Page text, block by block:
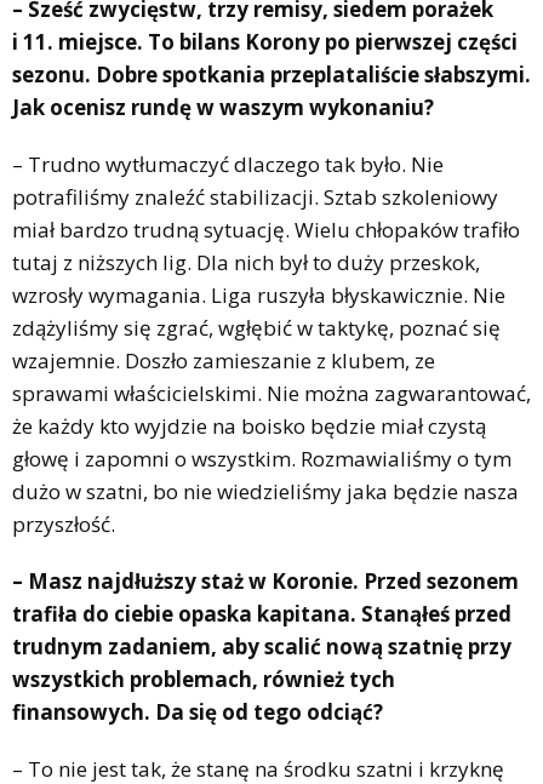
– Sześć zwycięstw, trzy remisy, siedem porażek
i 11. miejsce. To bilans Korony po pierwszej części
sezonu. Dobre spotkania przeplataliście słabszymi.
Jak ocenisz rundę w waszym wykonaniu?
– Trudno wytłumaczyć dlaczego tak było. Nie
potrafiliśmy znaleźć stabilizacji. Sztab szkoleniowy
miał bardzo trudną sytuację. Wielu chłopaków trafiło
tutaj z niższych lig. Dla nich był to duży przeskok,
wzrosły wymagania. Liga ruszyła błyskawicznie. Nie
zdążyliśmy się zgrać, wgłębić w taktykę, poznać się
wzajemnie. Doszło zamieszanie z klubem, ze
sprawami właścicielskimi. Nie można zagwarantować,
że każdy kto wyjdzie na boisko będzie miał czystą
głowę i zapomni o wszystkim. Rozmawialiśmy o tym
dużo w szatni, bo nie wiedzieliśmy jaka będzie nasza
przyszłość.
– Masz najdłuższy staż w Koronie. Przed sezonem
trafiła do ciebie opaska kapitana. Stanąłeś przed
trudnym zadaniem, aby scalić nową szatnię przy
wszystkich problemach, również tych
finansowych. Da się od tego odciąć?
– To nie jest tak, że stanę na środku szatni i krzyknę